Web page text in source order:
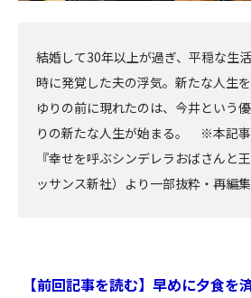
結婚して30年以上が過ぎ、平穏な生
時に発覚した夫の浮気。新たな人生
ゆりの前に現れたのは、今井という
りの新たな人生が始まる。 ※本記
『幸せを呼ぶシンデレラおばさんと
ッサンス新社）より一部抜粋・再編集
【前回記事を読む】早めに夕食を